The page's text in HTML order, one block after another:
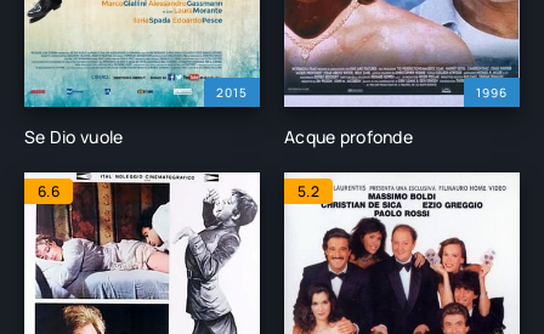
2015
Se Dio vuole
1996
Acque profonde
6.6 5.2